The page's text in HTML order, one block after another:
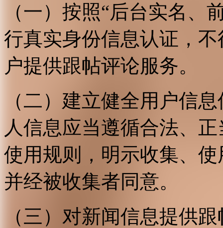
（一）按照“后台实名、
行真实身份信息认证，
户提供跟帖评论服务。
（二）建立健全用户信
人信息应当遵循合法、
使用规则，明示收集、
并经被收集者同意。
（三）对新闻信息提供